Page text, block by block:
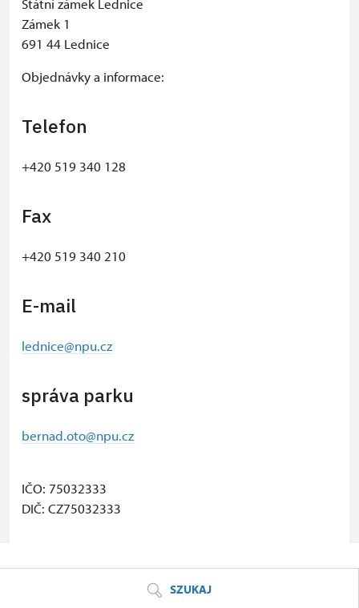
Státní zámek Lednice
Zámek 1
691 44 Lednice
Objednávky a informace:
Telefon
+420 519 340 128
Fax
+420 519 340 210
E-mail
lednice@npu.cz
správa parku
bernad.oto@npu.cz
IČO: 75032333
DIČ: CZ75032333
SZUKAJ